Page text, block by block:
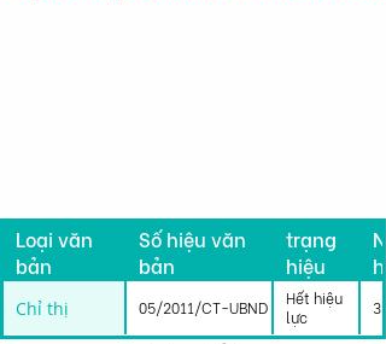
Loại văn
bản
Số hiệu văn
bản
trạng
hiệu
lực
Chỉ thị 05/2011/CT-UBND
Hết hiệu
lực